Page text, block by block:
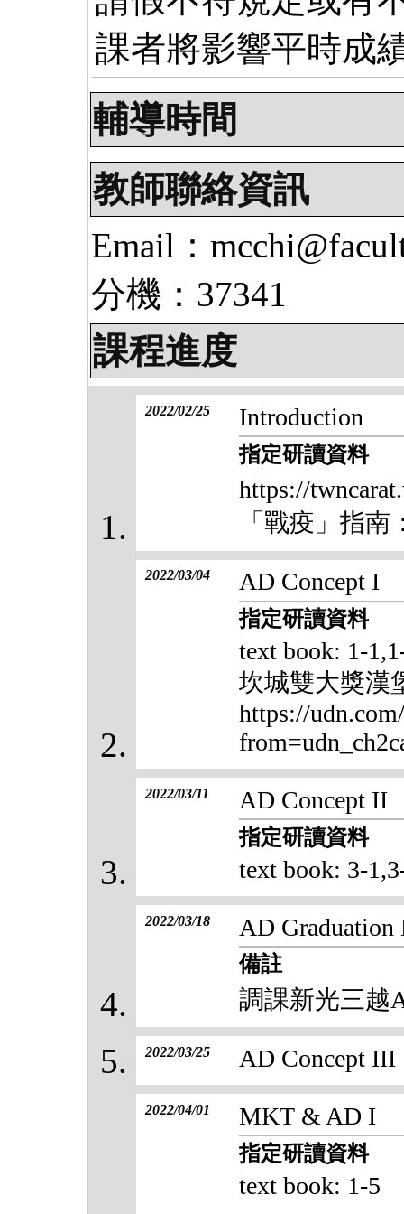
課者將影響平時成
輔導時間
教師聯絡資訊
Email：
分機：37341
課程進度
2022/02/25 Introduction
指定研讀資料
https://
「戰疫」指
2022/03/04 AD Concept I
指定研讀資料
text book: 1-
坎城雙大獎漢
https://
2022/03/11 AD Concept II
指定研讀資料
text book: 3-
2022/03/18 AD
備註
調課新光三越
2022/03/25 AD Concept III
2022/04/01 MKT & AD I
指定研讀資料
text book: 1-5